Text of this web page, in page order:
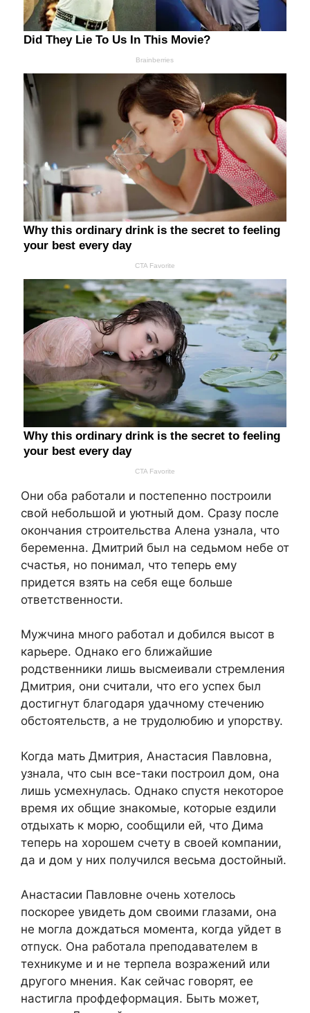
Они оба работали и постепенно построили
свой небольшой и уютный дом. Сразу после
окончания строительства Алена узнала, что
беременна. Дмитрий был на седьмом небе от
счастья, но понимал, что теперь ему
придется взять на себя еще больше
ответственности.
Мужчина много работал и добился высот в
карьере. Однако его ближайшие
родственники лишь высмеивали стремления
Дмитрия, они считали, что его успех был
достигнут благодаря удачному стечению
обстоятельств, а не трудолюбию и упорству.
Когда мать Дмитрия, Анастасия Павловна,
узнала, что сын все-таки построил дом, она
лишь усмехнулась. Однако спустя некоторое
время их общие знакомые, которые ездили
отдыхать к морю, сообщили ей, что Дима
теперь на хорошем счету в своей компании,
да и дом у них получился весьма достойный.
Анастасии Павловне очень хотелось
поскорее увидеть дом своими глазами, она
не могла дождаться момента, когда уйдет в
отпуск. Она работала преподавателем в
техникуме и и не терпела возражений или
другого мнения. Как сейчас говорят, ее
настигла профдеформация. Быть может,